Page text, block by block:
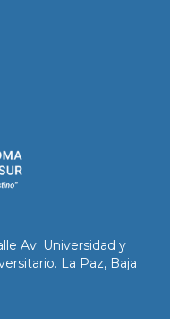
Av. Universidad y
La Paz, Baja